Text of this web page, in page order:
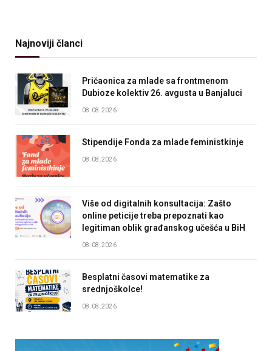
Najnoviji članci
Pričaonica za mlade sa frontmenom
Dubioze kolektiv 26. avgusta u Banjaluci
08.08.2026
Stipendije Fonda za mlade feministkinje
08.08.2026
Više od digitalnih konsultacija: Zašto
online peticije treba prepoznati kao
legitiman oblik građanskog učešća u BiH
08.08.2026
Besplatni časovi matematike za
srednjoškolce!
08.08.2026